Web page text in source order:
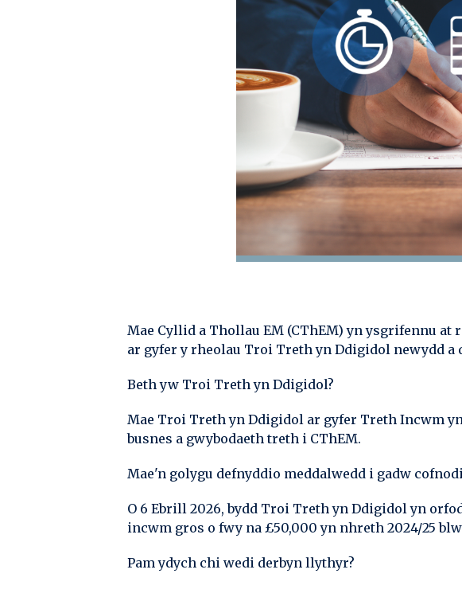
Mae Cyllid a Thollau EM (CThEM) yn ysgrifennu
ar gyfer y rheolau Troi Treth yn Ddigidol newydd a
Beth yw Troi Treth yn Ddigidol?
Mae Troi Treth yn Ddigidol ar gyfer Treth Incwm
busnes a gwybodaeth treth i CThEM.
Mae'n golygu defnyddio meddalwedd i gadw
O 6 Ebrill 2026, bydd Troi Treth yn Ddigidol yn
incwm gros o fwy na £50,000 yn nhreth 2024/25
Pam ydych chi wedi derbyn llythyr?